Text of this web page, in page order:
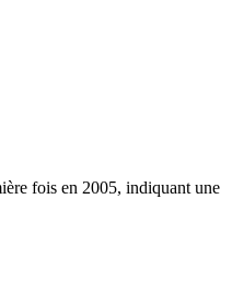
fois en 2005, indiquant une